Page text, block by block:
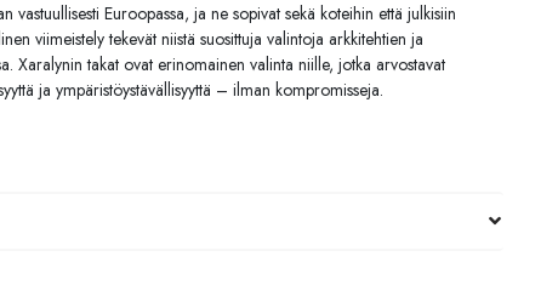
vastuullisesti Euroopassa, ja ne sopivat sekä koteihin että julkisiin
viimeistely tekevät niistä suosittuja valintoja arkkitehtien ja
Xaralynin takat ovat erinomainen valinta niille, jotka arvostavat
ja ympäristöystävällisyyttä – ilman kompromisseja.